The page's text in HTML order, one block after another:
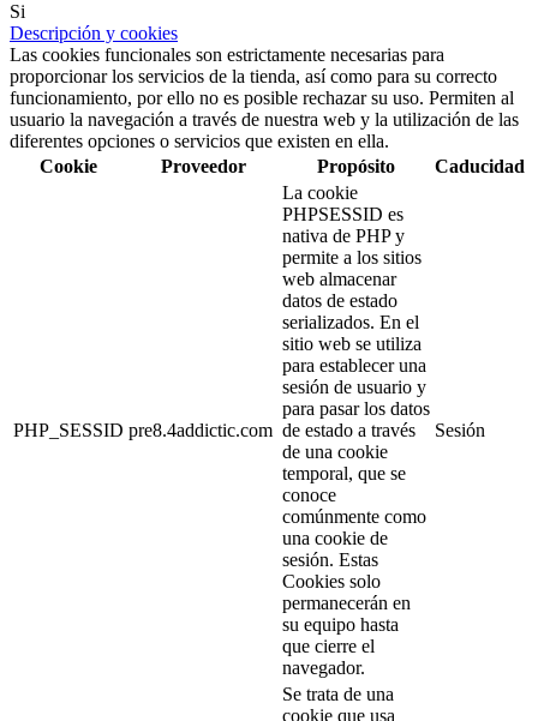
Si
Descripción y cookies
Las cookies funcionales son estrictamente necesarias para
proporcionar los servicios de la tienda, así como para su correcto
funcionamiento, por ello no es posible rechazar su uso. Permiten al
usuario la navegación a través de nuestra web y la utilización de las
diferentes opciones o servicios que existen en ella.
Cookie
Proveedor Propósito Caducidad
PHP_SESSID pre8.4addictic.com
La cookie
PHPSESSID es
nativa de PHP y
permite a los sitios
web almacenar
datos de estado
serializados. En el
sitio web se utiliza
para establecer una
sesión de usuario y
para pasar los datos
de estado a través
de una cookie
temporal, que se
conoce
comúnmente como
una cookie de
sesión. Estas
Cookies solo
permanecerán en
su equipo hasta
que cierre el
navegador.
Sesión
Se trata de una
cookie que usa